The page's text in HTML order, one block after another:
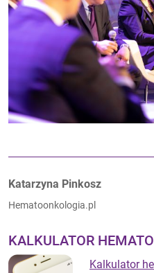
Autorzy:
Katarzyna Pinkosz
Hematoonkologia.pl
KALKULATOR
Kalkulator